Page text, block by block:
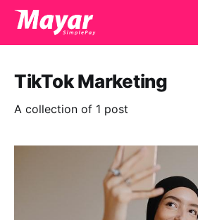
TikTok Marketing
A collection of 1 post